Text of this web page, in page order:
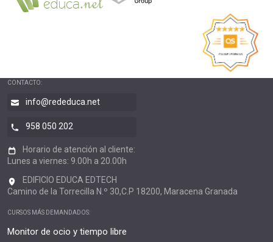
CONTACTO:
info@rededuca.net
958 050 202
Horario de atención al cliente:
Lunes a viernes: 9.00h a 20.00h
EDIFICIO EDUCA EDTECH
Camino de la Torrecilla N.º 30,C.P 18200, Maracena Granada
CURSOS MÁS DEMANDADOS:
Monitor de ocio y tiempo libre